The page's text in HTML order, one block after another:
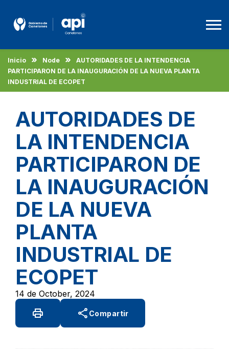
Agencia De Promoción A La Inversión
Beneficios
Descargas
Ingles
Inicio Node
AUTORIDADES DE LA INTENDENCIA
PARTICIPARON DE LA INAUGURACIÓN DE LA NUEVA PLANTA
INDUSTRIAL DE ECOPET
AUTORIDADES DE
LA INTENDENCIA
PARTICIPARON DE
LA INAUGURACIÓN
DE LA NUEVA
PLANTA
INDUSTRIAL DE
ECOPET
14 de October, 2024
print share Compartir